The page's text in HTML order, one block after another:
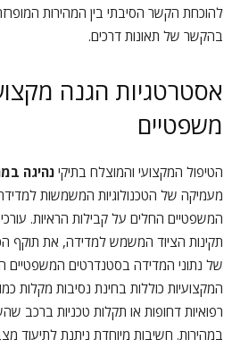
להוכחת הקשר הסיבתי בין המהירות
בהקשר של תאונות דרכים.
אסטרטגיות הגנה
משפטיים
הטיפול המקצועי והמוצלח בתיקי נהיגה
מעמיקה של הטכנולוגיות המשמשות
המשפטיים החלים על קבילות הראיות.
תקינות הציוד המשמש למדידה, את תוקף
של נתוני המדידה בסטנדרטים המשפטיים
המקצועיות כוללות בחינת נסיבות מקלות
רפואיות דחופות או תקלות טכניות ברכב
במהירות. חשיבות מיוחדת ניתנת לתיעוד